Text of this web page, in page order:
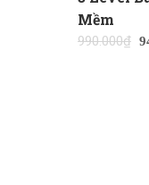
Mềm
990.000₫